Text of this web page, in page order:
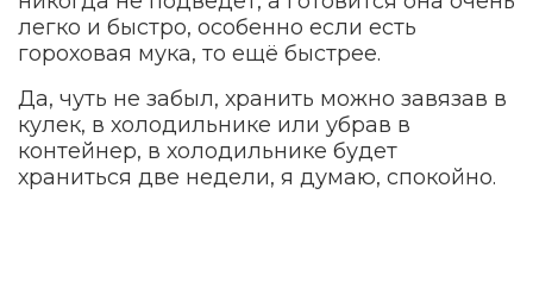
легко и быстро, особенно если есть
гороховая мука, то ещё быстрее.
Да, чуть не забыл, хранить можно завязав в
кулек, в холодильнике или убрав в
контейнер, в холодильнике будет
храниться две недели, я думаю, спокойно.